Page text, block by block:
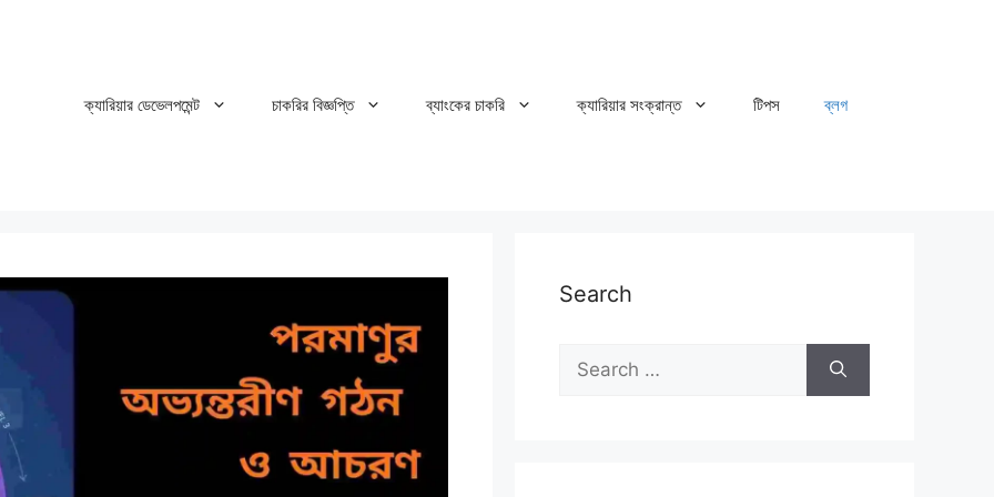
ক্যারিয়ার ডেভেলপমেন্ট চাকরির বিজ্ঞপ্তি ব্যাংকের চাকরি ক্যারিয়ার সংক্রান্ত টিপস ব্লগ
Search
Search
for: